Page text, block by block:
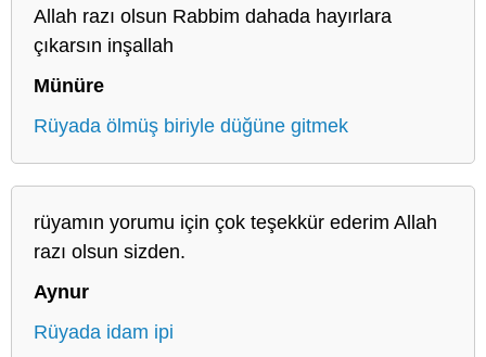
Allah razı olsun Rabbim dahada hayırlara
çıkarsın inşallah
Münüre
Rüyada ölmüş biriyle düğüne gitmek
rüyamın yorumu için çok teşekkür ederim Allah
razı olsun sizden.
Aynur
Rüyada idam ipi